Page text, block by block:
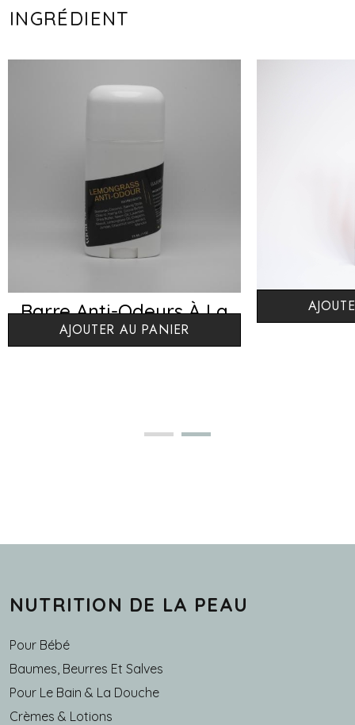
INGRÉDIENT
Barre Anti-Odeurs À La
Citronelle
AJOUTER AU PANIER
Mon
NUTRITION DE LA PEAU
Pour Bébé
Baumes, Beurres Et Salves
Pour Le Bain & La Douche
Crèmes & Lotions